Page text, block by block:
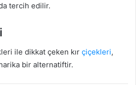
tercih edilir.
ile dikkat çeken kır çiçekleri,
bir alternatiftir.